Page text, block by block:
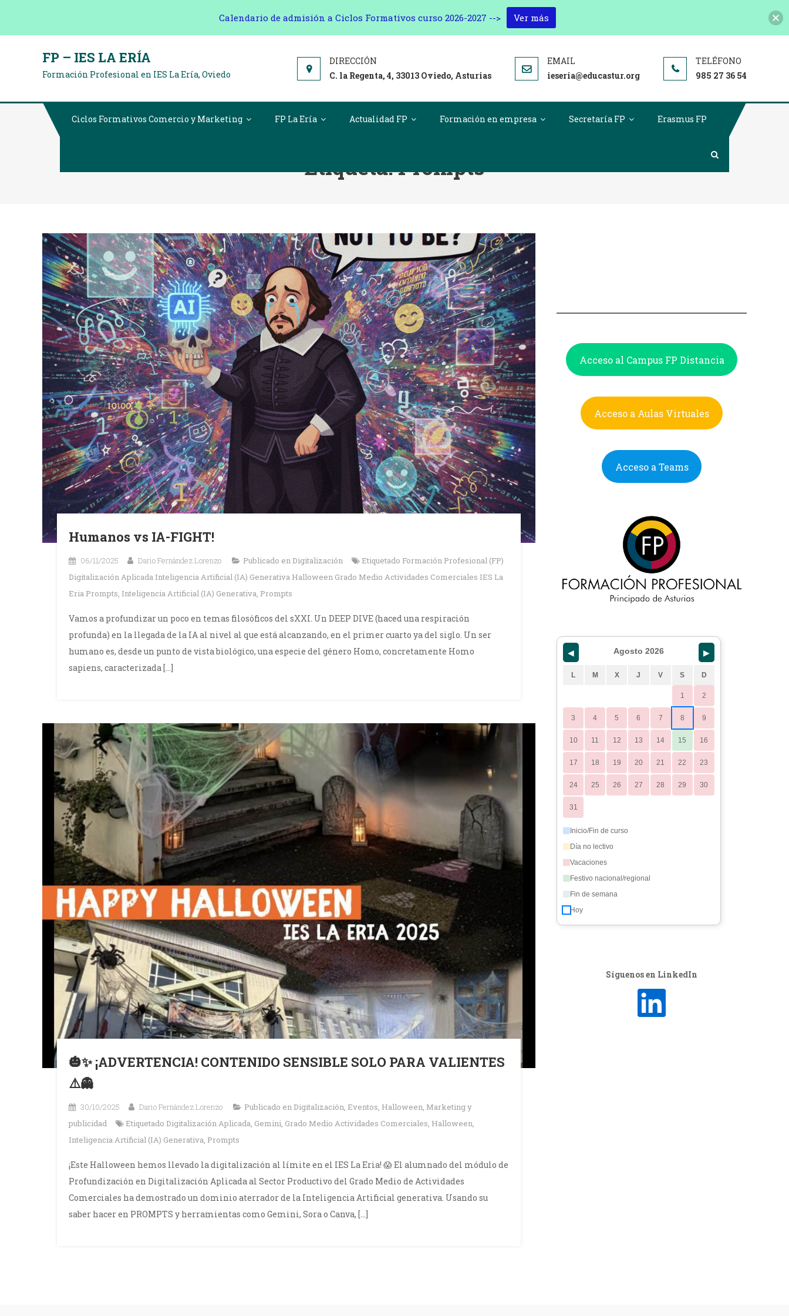
FP – IES LA ERÍA
Formación Profesional en IES La Ería, Oviedo C. la Regenta, 4, 33013 Oviedo, Asturias ieseria@educastur.org 985 27 36 54
Ciclos Formativos Comercio y Marketing FP La Ería Actualidad FP Formación en empresa Secretaría FP Erasmus FP
Etiqueta:Prompts
Humanos vs IA-FIGHT!
06/11/2025 Dario Fernández Lorenzo Publicado en Digitalización Etiquetado Formación Profesional (FP)
Digitalización Aplicada Inteligencia Artificial (IA) Generativa Halloween Grado Medio Actividades Comerciales IES La
Eria Prompts, Inteligencia Artificial (IA) Generativa, Prompts
Vamos a profundizar un poco en temas filosóficos del sXXI. Un DEEP DIVE (haced una respiración
profunda) en la llegada de la IA al nivel al que está alcanzando, en el primer cuarto ya del siglo. Un ser
humano es, desde un punto de vista biológico, una especie del género Homo, concretamente Homo
sapiens, caracterizada […]
🎃✨ ¡ADVERTENCIA! CONTENIDO SENSIBLE SOLO PARA VALIENTES
⚠️👻
30/10/2025 Dario Fernández Lorenzo Publicado en Digitalización, Eventos, Halloween, Marketing y
publicidad
Etiquetado Digitalización Aplicada, Gemini, Grado Medio Actividades Comerciales, Halloween,
Inteligencia Artificial (IA) Generativa, Prompts
¡Este Halloween hemos llevado la digitalización al límite en el IES La Eria! 😱 El alumnado del módulo de
Profundización en Digitalización Aplicada al Sector Productivo del Grado Medio de Actividades
Comerciales ha demostrado un dominio aterrador de la Inteligencia Artificial generativa. Usando su
saber hacer en PROMPTS y herramientas como Gemini, Sora o Canva, […]
Acceso al Campus FP Distancia
Acceso a Aulas Virtuales
Acceso a Teams
◀ Agosto 2026 ▶
L M X J V S D
1 2
3 4 5 6 7 8 9
10 11 12 13 14 15 16
17 18 19 20 21 22 23
24 25 26 27 28 29 30
31
Inicio/Fin de curso
Día no lectivo
Vacaciones
Festivo nacional/regional
Fin de semana
Hoy
Síguenos en LinkedIn
Calendario de admisión a Ciclos Formativos curso 2026-2027 --> Ver más